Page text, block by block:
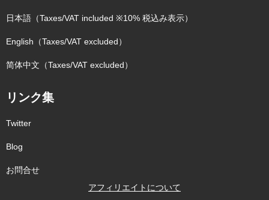
日本語（Taxes/VAT included ※10% 税込み表示）
English（Taxes/VAT excluded）
简体中文（Taxes/VAT excluded）
リンク集
Twitter
Blog
お問合せ
アフィリエイトについて